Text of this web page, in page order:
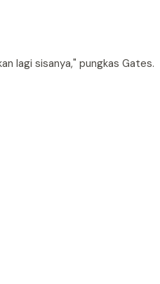
lagi sisanya," pungkas Gates.